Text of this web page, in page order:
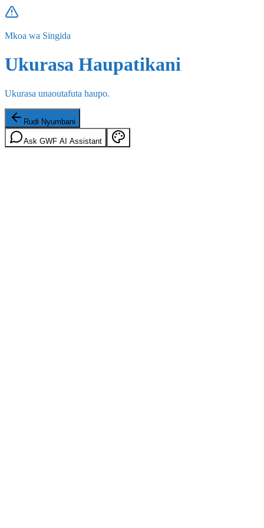
Mkoa wa Singida
Ukurasa Haupatikani
Ukurasa unaoutafuta haupo.
Rudi Nyumbani
Ask GWF AI Assistant